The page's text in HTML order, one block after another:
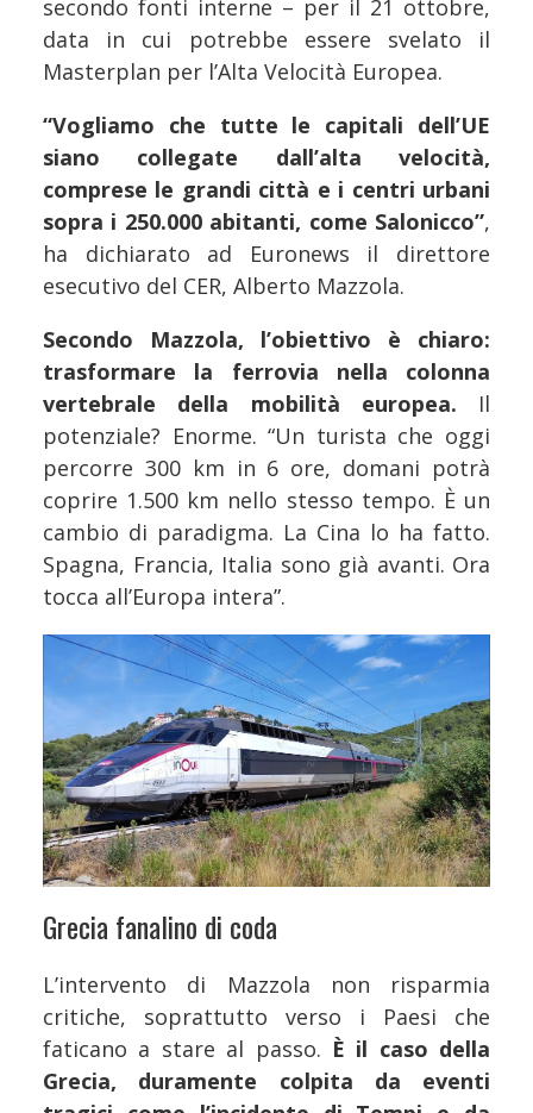
secondo fonti interne – per il 21 ottobre,
data in cui potrebbe essere svelato il
Masterplan per l’Alta Velocità Europea.
“Vogliamo che tutte le capitali dell’UE
siano collegate dall’alta velocità,
comprese le grandi città e i centri urbani
sopra i 250.000 abitanti, come Salonicco”,
ha dichiarato ad Euronews il direttore
esecutivo del CER, Alberto Mazzola.
Secondo Mazzola, l’obiettivo è chiaro:
trasformare la ferrovia nella colonna
vertebrale della mobilità europea. Il
potenziale? Enorme. “Un turista che oggi
percorre 300 km in 6 ore, domani potrà
coprire 1.500 km nello stesso tempo. È un
cambio di paradigma. La Cina lo ha fatto.
Spagna, Francia, Italia sono già avanti. Ora
tocca all’Europa intera”.
Grecia fanalino di coda
L’intervento di Mazzola non risparmia
critiche, soprattutto verso i Paesi che
faticano a stare al passo. È il caso della
Grecia, duramente colpita da eventi